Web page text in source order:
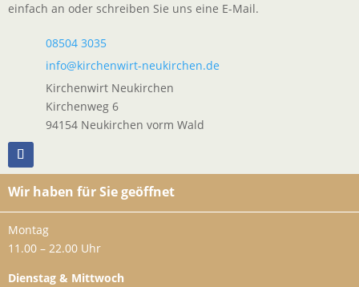
einfach an oder schreiben Sie uns eine E-Mail.
08504 3035
info@kirchenwirt-neukirchen.de
Kirchenwirt Neukirchen
Kirchenweg 6
94154 Neukirchen vorm Wald
Wir haben für Sie geöffnet
Montag
11.00 – 22.00 Uhr
Dienstag & Mittwoch